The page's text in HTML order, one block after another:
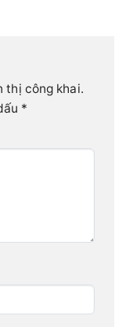
thị công khai.
*